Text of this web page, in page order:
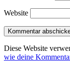
Website
Diese Website
wie deine